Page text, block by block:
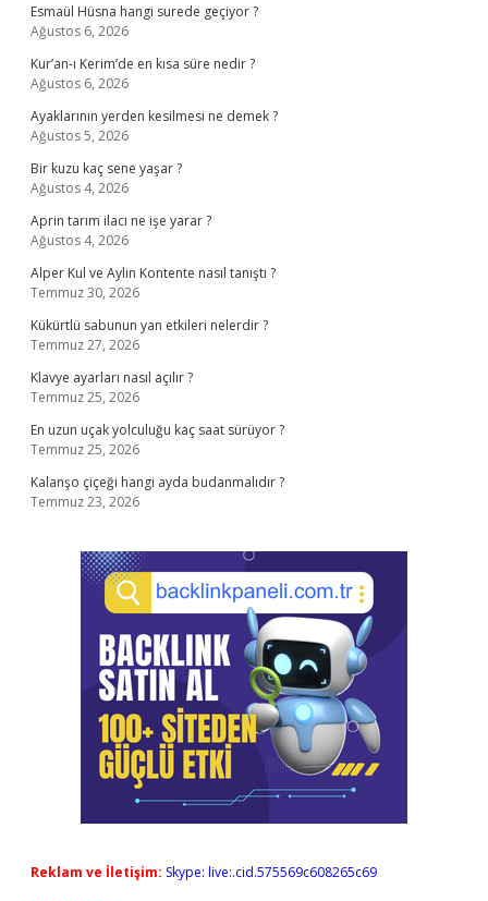
Esmaül Hüsna hangi surede geçiyor ?
Ağustos 6, 2026
Kur’an-ı Kerim’de en kısa süre nedir ?
Ağustos 6, 2026
Ayaklarının yerden kesilmesi ne demek ?
Ağustos 5, 2026
Bir kuzu kaç sene yaşar ?
Ağustos 4, 2026
Aprin tarım ilacı ne işe yarar ?
Ağustos 4, 2026
Alper Kul ve Aylin Kontente nasıl tanıştı ?
Temmuz 30, 2026
Kükürtlü sabunun yan etkileri nelerdir ?
Temmuz 27, 2026
Klavye ayarları nasıl açılır ?
Temmuz 25, 2026
En uzun uçak yolculuğu kaç saat sürüyor ?
Temmuz 25, 2026
Kalanşo çiçeği hangi ayda budanmalıdır ?
Temmuz 23, 2026
Reklam ve İletişim: Skype: live:.cid.575569c608265c69